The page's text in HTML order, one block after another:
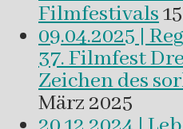
Filmfestivals
09.04.2025 |
37. Filmfest
Zeichen des
März 2025